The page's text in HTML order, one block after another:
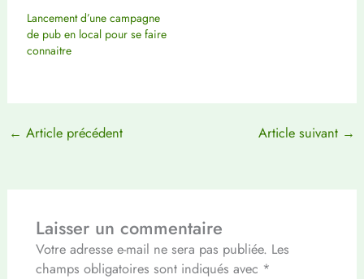
Lancement d’une campagne
de pub en local pour se faire
connaitre
← Article précédent Article suivant →
Laisser un commentaire
Votre adresse e-mail ne sera pas publiée. Les
champs obligatoires sont indiqués avec *